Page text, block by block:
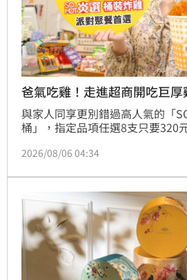
爸氣吃雞！走進超商開吃巨
與家人同享更別錯過高人氣的「
桶」，指定品項任選8支只要320
2026/08/06 04:34